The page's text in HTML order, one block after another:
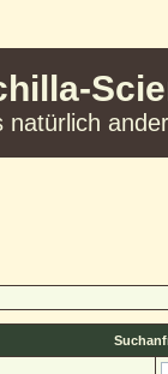
natürlich